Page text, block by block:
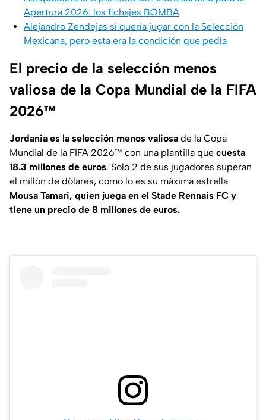
Apertura 2026: los fichajes BOMBA
Alejandro Zendejas sí quería jugar con la Selección
Mexicana, pero esta era la condición que pedía
El precio de la selección menos
valiosa de la Copa Mundial de la FIFA
2026™
Jordania es la selección menos valiosa de la Copa
Mundial de la FIFA 2026™ con una plantilla que cuesta
18.3 millones de euros. Solo 2 de sus jugadores superan
el millón de dólares, como lo es su máxima estrella
Mousa Tamari, quien juega en el Stade Rennais FC y
tiene un precio de 8 millones de euros.